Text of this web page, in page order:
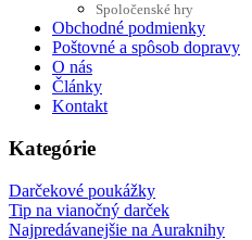
Spoločenské hry
Obchodné podmienky
Poštovné a spôsob dopravy
O nás
Články
Kontakt
Kategórie
Darčekové poukážky
Tip na vianočný darček
Najpredávanejšie na Auraknihy